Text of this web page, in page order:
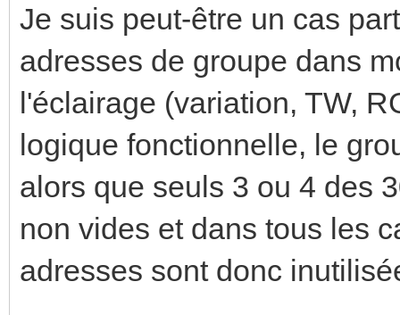
Je suis peut-être un cas
adresses de groupe dans
l'éclairage (variation, TW,
logique fonctionnelle, le
alors que seuls 3 ou 4 des
non vides et dans tous les
adresses sont donc